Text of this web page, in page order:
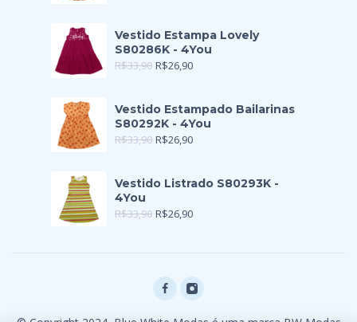
Vestido Estampa Lovely
S80286K - 4You
R$33,90 R$26,90
Vestido Estampado Bailarinas
S80292K - 4You
R$33,90 R$26,90
Vestido Listrado S80293K -
4You
R$33,90 R$26,90